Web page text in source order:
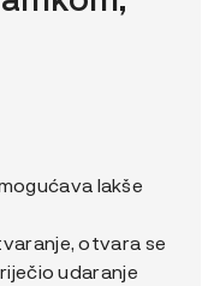
lakše
otvara se
udaranje